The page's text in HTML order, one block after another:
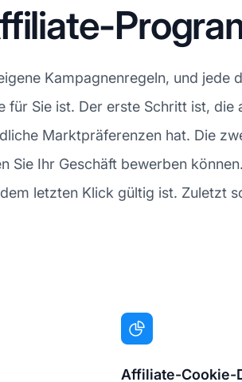
Kampagnenregeln, und
für Sie ist. Der erste Schritt ist,
Marktpräferenzen hat. Die
Sie Ihr Geschäft bewerben
letzten Klick gültig ist. Zuletzt
Affiliate-Cookie-